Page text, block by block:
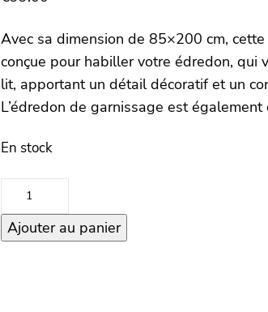
Avec sa dimension de 85×200 cm,
conçue pour habiller votre édredon, qui
lit, apportant un détail décoratif et un
L’édredon de garnissage est
En stock
quantité
Housse
Ajouter au panier